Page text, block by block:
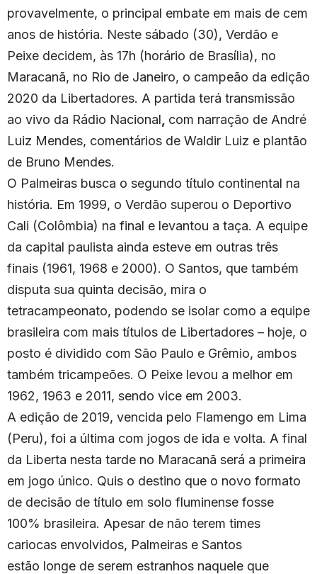
provavelmente, o principal embate em mais de cem
anos de história. Neste sábado (30), Verdão e
Peixe decidem, às 17h (horário de Brasília), no
Maracanã, no Rio de Janeiro, o campeão da edição
2020 da Libertadores. A partida terá transmissão
ao vivo da Rádio Nacional com narração de André
Luiz Mendes, comentários de Waldir Luiz e plantão
de Bruno Mendes.
O Palmeiras busca o segundo título continental na
história. Em 1999, o Verdão superou o Deportivo
Cali (Colômbia) na final e levantou a taça. A equipe
da capital paulista ainda esteve em outras três
finais (1961, 1968 e 2000). O Santos, que também
disputa sua quinta decisão, mira o
tetracampeonato, podendo se isolar como a equipe
brasileira com mais títulos de Libertadores – hoje, o
posto é dividido com São Paulo e Grêmio, ambos
também tricampeões. O Peixe levou a melhor em
1962, 1963 e 2011, sendo vice em 2003.
A edição de 2019, vencida pelo Flamengo em Lima
(Peru), foi a última com jogos de ida e volta. A final
da Liberta nesta tarde no Maracanã será a primeira
em jogo único. Quis o destino que o novo formato
de decisão de título em solo fluminense fosse
100% brasileira. Apesar de não terem times
cariocas envolvidos, Palmeiras e Santos
estão longe de serem estranhos naquele que